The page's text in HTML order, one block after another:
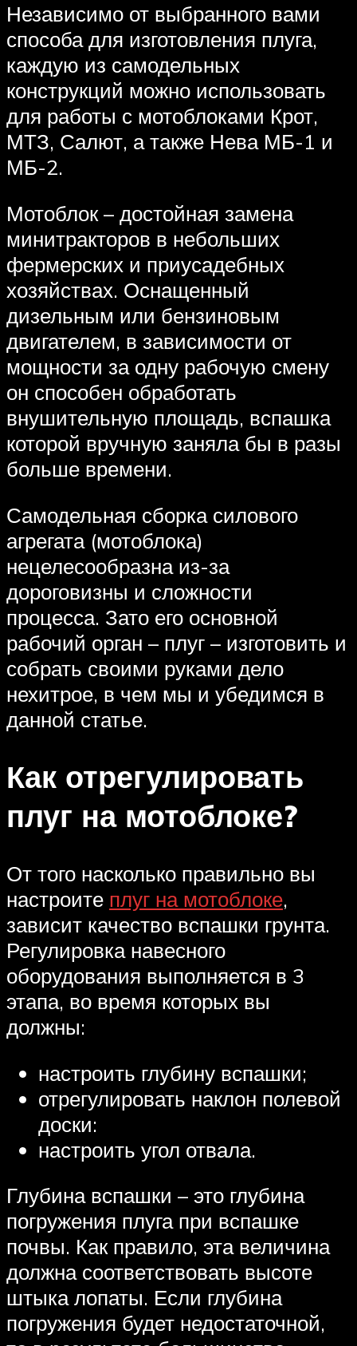
Независимо от выбранного вами
способа для изготовления плуга,
каждую из самодельных
конструкций можно использовать
для работы с мотоблоками Крот,
МТЗ, Салют, а также Нева МБ-1 и
МБ-2.
Мотоблок – достойная замена
минитракторов в небольших
фермерских и приусадебных
хозяйствах. Оснащенный
дизельным или бензиновым
двигателем, в зависимости от
мощности за одну рабочую смену
он способен обработать
внушительную площадь, вспашка
которой вручную заняла бы в разы
больше времени.
Самодельная сборка силового
агрегата (мотоблока)
нецелесообразна из-за
дороговизны и сложности
процесса. Зато его основной
рабочий орган – плуг – изготовить и
собрать своими руками дело
нехитрое, в чем мы и убедимся в
данной статье.
Как отрегулировать
плуг на мотоблоке?
От того насколько правильно вы
настроите плуг на мотоблоке,
зависит качество вспашки грунта.
Регулировка навесного
оборудования выполняется в 3
этапа, во время которых вы
должны:
настроить глубину вспашки;
отрегулировать наклон полевой
доски:
настроить угол отвала.
Глубина вспашки – это глубина
погружения плуга при вспашке
почвы. Как правило, эта величина
должна соответствовать высоте
штыка лопаты. Если глубина
погружения будет недостаточной,